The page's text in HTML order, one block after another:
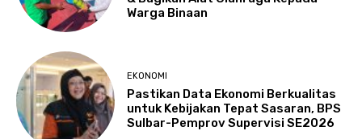
Warga Binaan
EKONOMI
Pastikan Data Ekonomi Berkualitas
untuk Kebijakan Tepat Sasaran, BPS
Sulbar-Pemprov Supervisi SE2026